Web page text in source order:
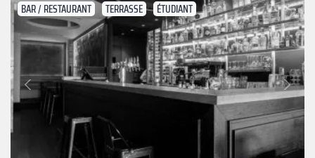
BAR / RESTAURANT TERRASSE ÉTUDIANT
Précédent
Suivant